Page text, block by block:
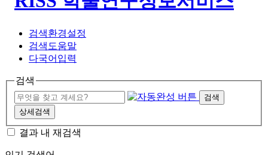
검색환경설정
검색도움말
다국어입력
검색
검색
상세검색
결과 내 재검색